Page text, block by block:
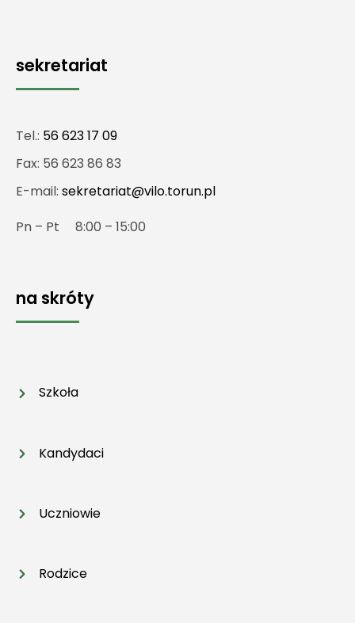
sekretariat
Tel.: 56 623 17 09
Fax: 56 623 86 83
E-mail: sekretariat@vilo.torun.pl
Pn – Pt 8:00 – 15:00
na skróty
Szkoła
Kandydaci
Uczniowie
Rodzice